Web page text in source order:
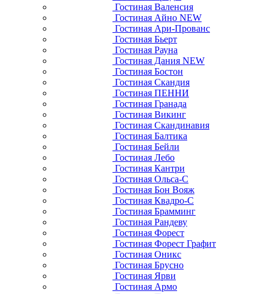
Гостиная Валенсия
Гостиная Айно NEW
Гостиная Ари-Прованс
Гостиная Бьерт
Гостиная Рауна
Гостиная Дания NEW
Гостиная Бостон
Гостиная Скандия
Гостиная ПЕННИ
Гостиная Гранада
Гостиная Викинг
Гостиная Скандинавия
Гостиная Балтика
Гостиная Бейли
Гостиная Лебо
Гостиная Кантри
Гостиная Ольса-С
Гостиная Бон Вояж
Гостиная Квадро-С
Гостиная Брамминг
Гостиная Рандеву
Гостиная Форест
Гостиная Форест Графит
Гостиная Оникс
Гостиная Брусно
Гостиная Ярви
Гостиная Армо